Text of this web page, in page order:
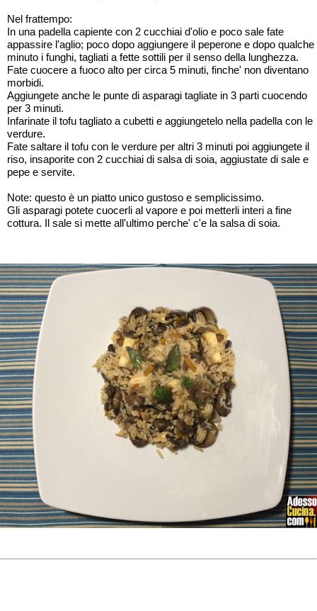
Nel frattempo:
In una padella capiente con 2 cucchiai d'olio e poco sale fate
appassire l'aglio; poco dopo aggiungere il peperone e dopo qualche
minuto i funghi, tagliati a fette sottili per il senso della lunghezza.
Fate cuocere a fuoco alto per circa 5 minuti, finche' non diventano
morbidi.
Aggiungete anche le punte di asparagi tagliate in 3 parti cuocendo
per 3 minuti.
Infarinate il tofu tagliato a cubetti e aggiungetelo nella padella con le
verdure.
Fate saltare il tofu con le verdure per altri 3 minuti poi aggiungete il
riso, insaporite con 2 cucchiai di salsa di soia, aggiustate di sale e
pepe e servite.
Note: questo è un piatto unico gustoso e semplicissimo.
Gli asparagi potete cuocerli al vapore e poi metterli interi a fine
cottura. Il sale si mette all'ultimo perche' c'e la salsa di soia.